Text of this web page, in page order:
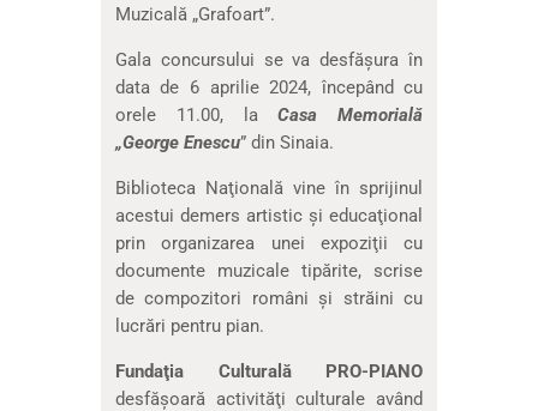
Muzicală „Grafoart”.
Gala concursului se va desfăşura în
data de 6 aprilie 2024, începând cu
orele 11.00, laCasa Memorială
„George Enescu” din Sinaia.
Biblioteca Naţională vine în sprijinul
acestui demers artistic şi educaţional
prin organizarea unei expoziţii cu
documente muzicale tipărite, scrise
de compozitori români şi străini cu
lucrări pentru pian.
Fundaţia Culturală PRO-PIANO
desfăşoară activităţi culturale având